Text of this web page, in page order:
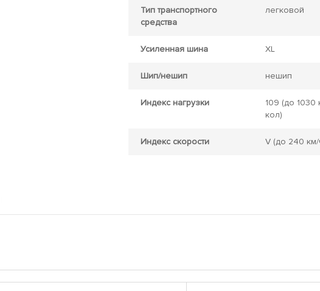
Тип транспортного
средства
легковой
Усиленная шина XL
Шип/нешип нешип
Индекс нагрузки 109 (до 1030
кол)
Индекс скорости V(до 240 км/